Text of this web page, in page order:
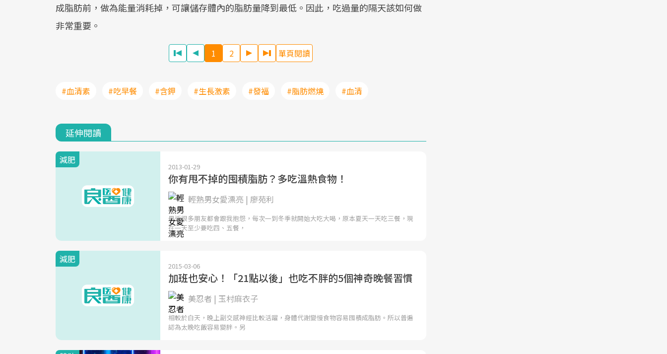
成脂肪前，做為能量消耗掉，可讓儲存體內的脂肪量降到最低。因此，吃過量的隔天該如何做
非常重要。
1 2 單頁閱讀
#血清素 #吃早餐 #含鉀 #生長激素 #發福 #脂肪燃燒 #血清
延伸閱讀
減肥
2013-01-29
你有甩不掉的囤積脂肪？多吃溫熱食物！
輕熟男女愛漂亮 | 廖苑利
最近很多朋友都會跟我抱怨，每次一到冬季就開始大吃大喝，原本夏天一天吃三餐，現
在一天至少要吃四、五餐，
減肥
2015-03-06
加班也安心！「21點以後」也吃不胖的5個神奇晚餐習慣
美忍者 | 玉村麻衣子
相較於白天，晚上副交感神經比較活躍，身體代謝變慢食物容易囤積成脂肪。所以普遍
認為太晚吃飯容易變胖。另